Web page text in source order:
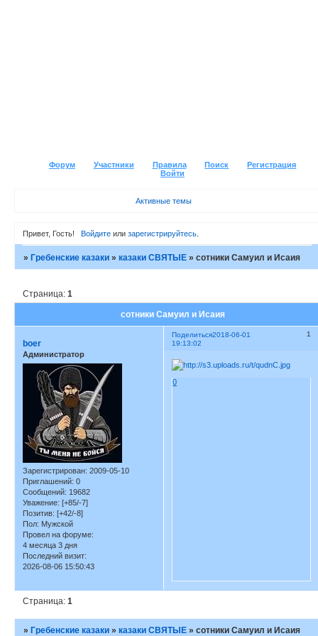
Форум Участники Правила Поиск
Регистрация
Войти
Активные темы
Привет, Гость! Войдитеили зарегистрируйтесь.
»Гребенские казаки »казаки СВЯТЫЕ »сотники Самуил и Исаия
сотники Самуил и Исаия
Страница:1
Поделиться 1
2018-06-01
19:13:02
boer
Администратор
Зарегистрирован: 2009-05-10
Приглашений: 0
Сообщений: 19682
Уважение: [+85/-7]
Позитив: [+42/-8]
Пол: Мужской
Провел на форуме:
4 месяца 3 дня
Последний визит:
2026-08-06 15:50:43
0
Страница:1
» Гребенские казаки »казаки СВЯТЫЕ »сотники Самуил и Исаия